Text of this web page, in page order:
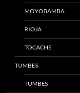
MOYOBAMBA
RIOJA
TOCACHE
TUMBES
TUMBES